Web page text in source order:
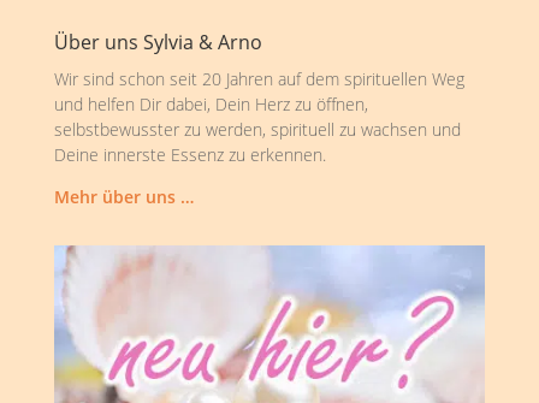
Über uns Sylvia & Arno
Wir sind schon seit 20 Jahren auf dem spirituellen Weg
und helfen Dir dabei, Dein Herz zu öffnen,
selbstbewusster zu werden, spirituell zu wachsen und
Deine innerste Essenz zu erkennen.
Mehr über uns …